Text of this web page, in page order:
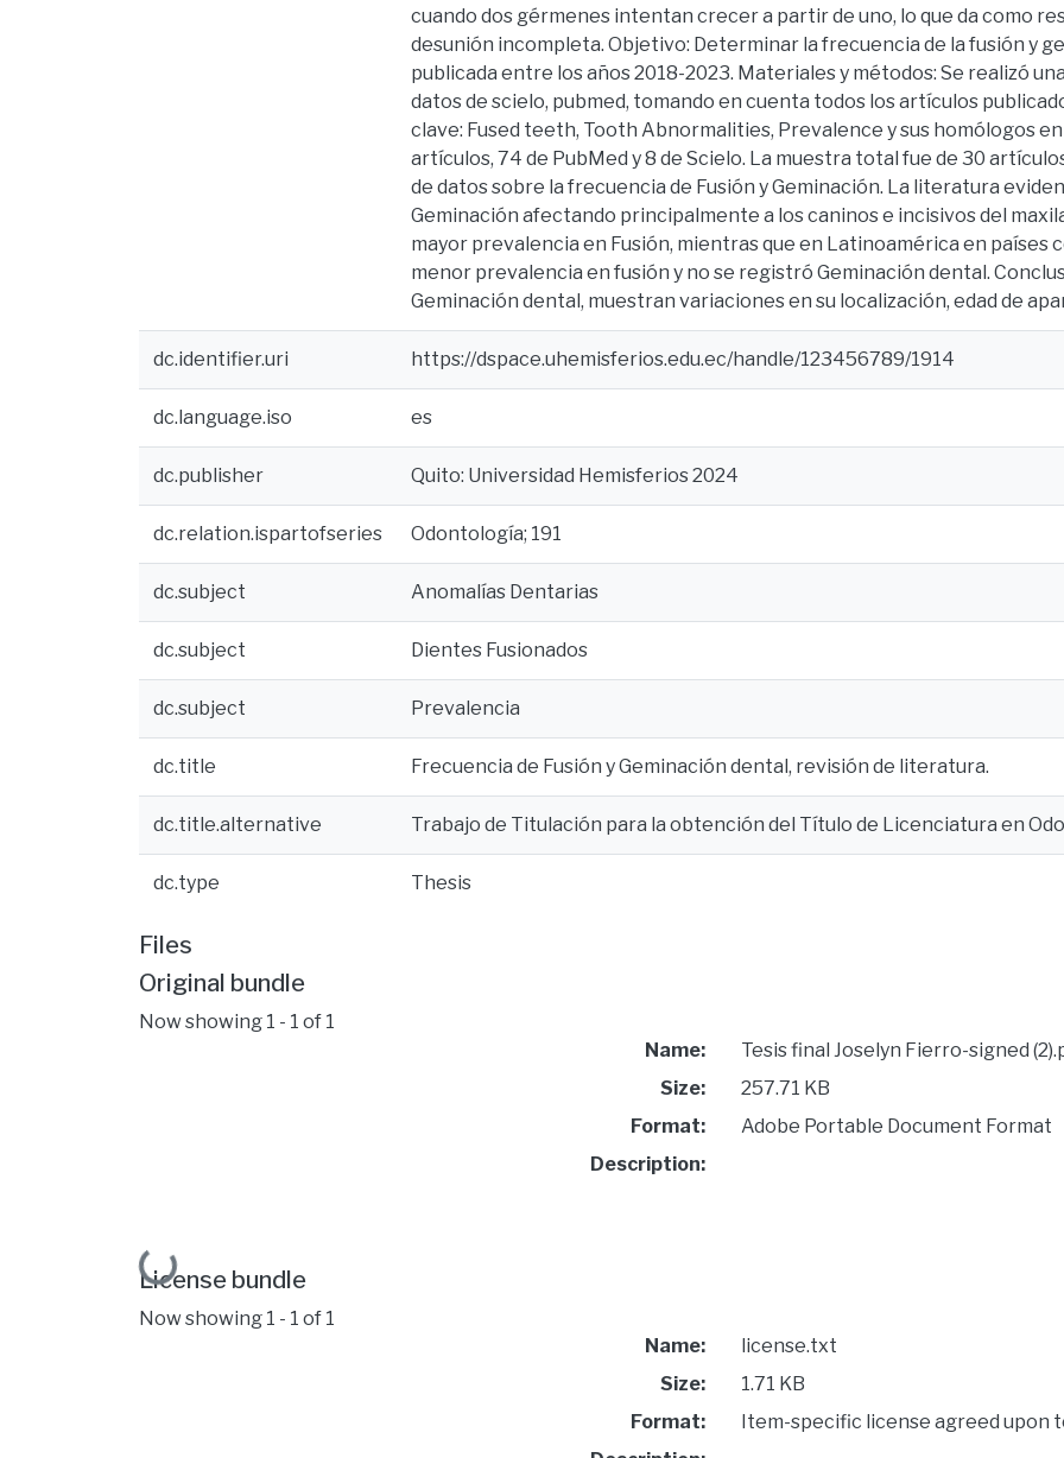
cuando dos gérmenes intentan crecer a partir de uno, lo que da como
desunión incompleta. Objetivo: Determinar la frecuencia de la fusión y
publicada entre los años 2018-2023. Materiales y métodos: Se realizó
datos de scielo, pubmed, tomando en cuenta todos los artículos
clave: Fused teeth, Tooth Abnormalities, Prevalence y sus homólogos
artículos, 74 de PubMed y 8 de Scielo. La muestra total fue de 30
de datos sobre la frecuencia de Fusión y Geminación. La literatura
Geminación afectando principalmente a los caninos e incisivos del
mayor prevalencia en Fusión, mientras que en Latinoamérica en países
menor prevalencia en fusión y no se registró Geminación dental.
Geminación dental, muestran variaciones en su localización, edad de
dc.identifier.uri https://dspace.uhemisferios.edu.ec/handle/123456789/1914
dc.language.iso es
dc.publisher Quito: Universidad Hemisferios 2024
dc.relation.ispartofseries Odontología; 191
dc.subject Anomalías Dentarias
dc.subject Dientes Fusionados
dc.subject Prevalencia
dc.title Frecuencia de Fusión y Geminación dental, revisión de literatura.
dc.title.alternative Trabajo de Titulación para la obtención del Título de Licenciatura en
dc.type Thesis
Files
Original bundle
Now showing 1 - 1 of 1
Loading...
Name:
Tesis final Joselyn Fierro-signed
Size:
257.71 KB
Format:
Adobe Portable Document Format
Description:
License bundle
Now showing 1 - 1 of 1
Name:
license.txt
Size:
1.71 KB
Format:
Item-specific license agreed upon